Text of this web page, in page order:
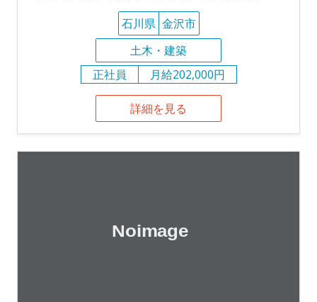
石川県 金沢市
土木・建築
正社員
月給202,000円
詳細を見る